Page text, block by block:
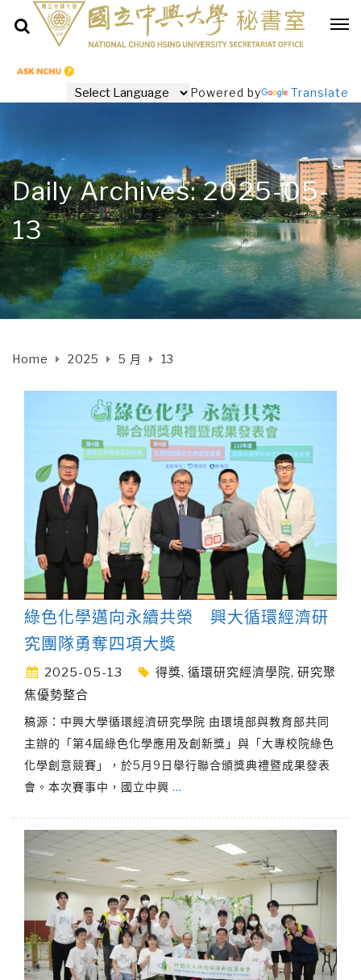
Powered by Translate
Daily Archives: 2025-05-
13
Home 2025 5 月 13
綠色化學邁向永續共榮 興大循環經濟研
究團隊勇奪四項大獎
2025-05-13 得獎, 循環研究經濟學院, 研究聚
焦優勢整合
稿源：中興大學循環經濟研究學院 由環境部與教育部共同
主辦的「第4屆綠色化學應用及創新獎」與「大專校院綠色
化學創意競賽」，於5月9日舉行聯合頒獎典禮暨成果發表
會。本次賽事中，國立中興 …